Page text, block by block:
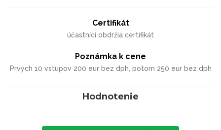
Certifikát
účastníci obdržia certifikát
Poznámka k cene
Prvých 10 vstupov 200 eur bez dph, potom 250 eur bez dph
Hodnotenie